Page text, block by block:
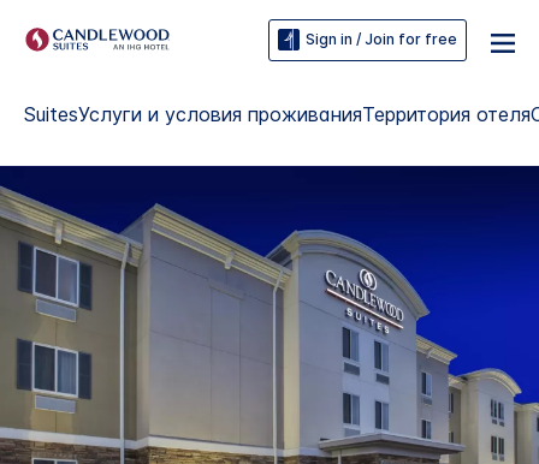
Sign in / Join for free
SuitesУслуги и условия проживанияТерритория отеля